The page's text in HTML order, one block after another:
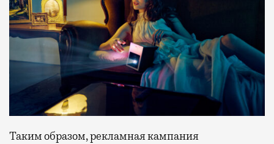
Таким образом, рекламная кампания